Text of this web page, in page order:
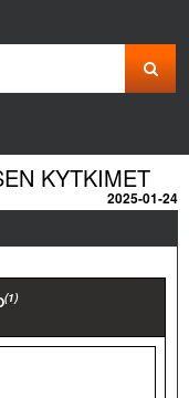
KYTKIMET
2025-01-24
(1)